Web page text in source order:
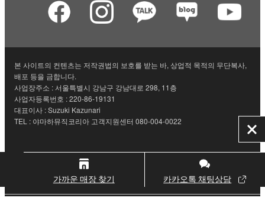
가까운 매장 찾기 카카오톡 채팅상담
닫
기
본 사이트의 컨텐츠는 저작권법의 보호를 받는 바, 상업적 목적의 무단복사,
배포 등을 금합니다.
사업장주소 : 서울특별시 강남구 강남대로 298, 11층
사업자등록번호 : 220-86-19131
대표이사 : Suzuki Kazunari
TEL : 야마하뮤직코리아 고객지원센터 080-004-0022
문의하기
개인정보 처리방침
쿠키 및 유사 기술 사용 안내